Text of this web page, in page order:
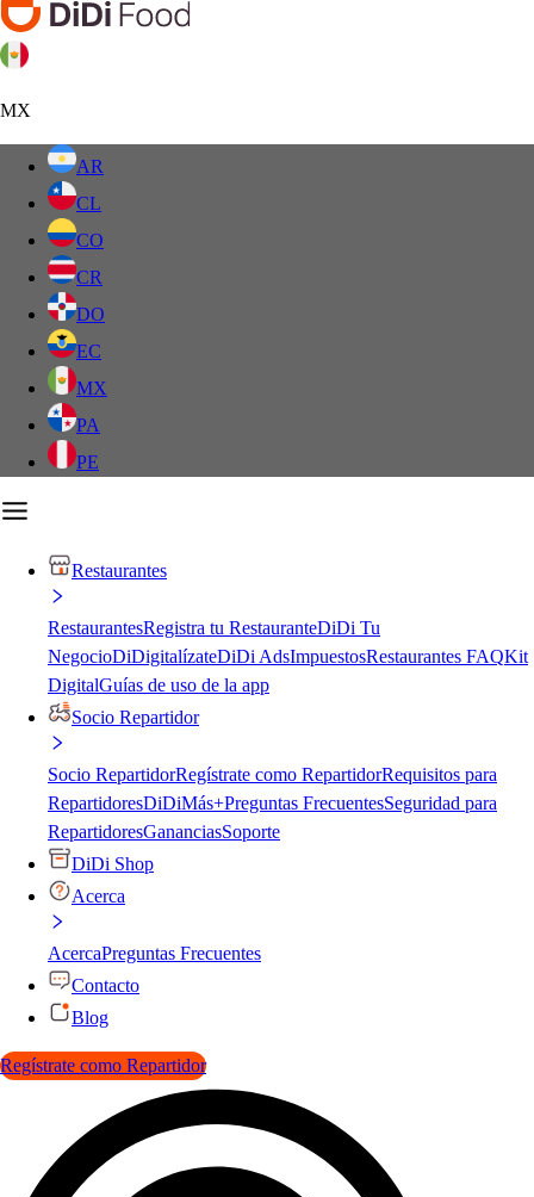
MX
AR
CL
CO
CR
DO
EC
MX
PA
PE
Restaurantes
RestaurantesRegistra tu RestauranteDiDi Tu
NegocioDiDigitalízateDiDi AdsImpuestosRestaurantes FAQKit
DigitalGuías de uso de la app
Socio Repartidor
Socio RepartidorRegístrate como RepartidorRequisitos para
RepartidoresDiDiMás+Preguntas FrecuentesSeguridad para
RepartidoresGananciasSoporte
DiDi Shop
Acerca
AcercaPreguntas Frecuentes
Contacto
Blog
Regístrate como Repartidor